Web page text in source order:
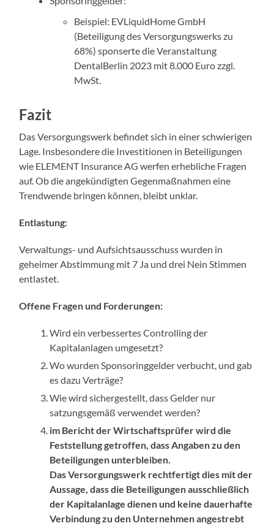
Beispiel: EVLiquidHome GmbH
(Beteiligung des Versorgungswerks zu
68%) sponserte die Veranstaltung
DentalBerlin 2023 mit 8.000 Euro zzgl.
MwSt.
Fazit
Das Versorgungswerk befindet sich in einer schwierigen
Lage. Insbesondere die Investitionen in Beteiligungen
wie ELEMENT Insurance AG werfen erhebliche Fragen
auf. Ob die angekündigten Gegenmaßnahmen eine
Trendwende bringen können, bleibt unklar.
Entlastung:
Verwaltungs- und Aufsichtsausschuss wurden in
geheimer Abstimmung mit 7 Ja und drei Nein Stimmen
entlastet.
Offene Fragen und Forderungen:
Wird ein verbessertes Controlling der
Kapitalanlagen umgesetzt?
Wo wurden Sponsoringgelder verbucht, und gab
es dazu Verträge?
Wie wird sichergestellt, dass Gelder nur
satzungsgemäß verwendet werden?
im Bericht der Wirtschaftsprüfer wird die
Feststellung getroffen, dass Angaben zu den
Beteiligungen unterbleiben.
Das Versorgungswerk rechtfertigt dies mit der
Aussage, dass die Beteiligungen ausschließlich
der Kapitalanlage dienen und keine dauerhafte
Verbindung zu den Unternehmen angestrebt